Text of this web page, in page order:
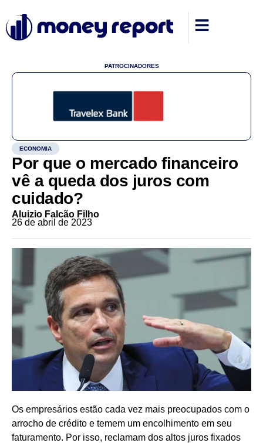
PATROCINADORES
ECONOMIA
Por que o mercado financeiro
vê a queda dos juros com
cuidado?
Aluizio Falcão Filho
26 de abril de 2023
Os empresários estão cada vez mais preocupados com o
arrocho de crédito e temem um encolhimento em seu
faturamento. Por isso, reclamam dos altos juros fixados